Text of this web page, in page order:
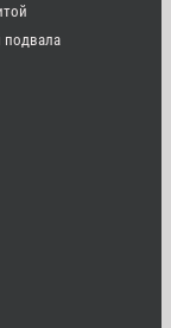
подвала